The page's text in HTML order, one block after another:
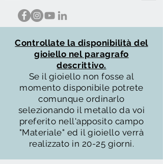
Controllate la disponibilità del
gioiello nel paragrafo
descrittivo.
Se il gioiello non fosse al
momento disponibile potrete
comunque ordinarlo
selezionando il metallo da voi
preferito nell'apposito campo
"Materiale" ed il gioiello verrà
realizzato in 20-25 giorni.